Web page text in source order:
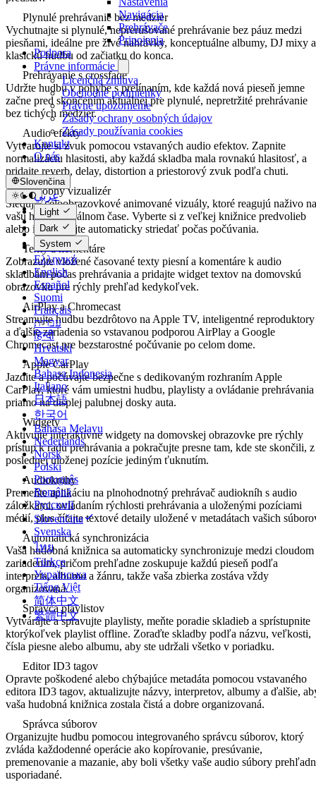
Navigácia
Prehrávače
Pripojenia
Podpora
Právne informácie
Licenčná zmluva
Obchodné podmienky
Právne upozornenie
Zásady ochrany osobných údajov
Zásady používania cookies
Kontakt
O nás
Slovenčina
عربي
Català
Čeština
Dansk
Deutsch
Ελληνικά
English
Español
Suomi
Français
עברית
हिन्दी
Hrvatski
Magyar
Bahasa Indonesia
Italiano
日本語
한국어
Bahasa Melayu
Nederlands
Norsk
Polski
Português
Română
Русский
Slovenčina
Svenska
ไทย
Türkçe
Українська
Tiếng Việt
简体中文
繁體中文
Light
Dark
System
Plynulé prehrávanie bez medzier
Vychutnajte si plynulé, neprerušované prehrávanie bez páuz medzi
piesňami, ideálne pre živé nahrávky, konceptuálne albumy, DJ mixy a
klasickú hudbu od začiatku do konca.
Prehrávanie s crossfade
Udržte hudbu v pohybe s prelínaním, kde každá nová pieseň jemne
začne pred skončením aktuálnej pre plynulé, nepretržité prehrávanie
bez tichých medzier.
Audio efekty
Vytvarujte si zvuk pomocou vstavaných audio efektov. Zapnite
normalizáciu hlasitosti, aby každá skladba mala rovnakú hlasitosť, a
pridajte reverb, delay, distortion a priestorový zvuk podľa chuti.
Hudobný vizualizér
Sledujte celoobrazovkové animované vizuály, ktoré reagujú naživo na
vašu hudbu v reálnom čase. Vyberte si z veľkej knižnice predvolieb
alebo ich nechajte automaticky striedať počas počúvania.
Texty a komentáre
Zobrazujte vložené časované texty piesní a komentáre k audio
skladbám počas prehrávania a pridajte widget textov na domovskú
obrazovku pre rýchly prehľad kedykoľvek.
AirPlay a Chromecast
Streamujte hudbu bezdrôtovo na Apple TV, inteligentné reproduktory
a ďalšie zariadenia so vstavanou podporou AirPlay a Google
Chromecast pre bezstarostné počúvanie po celom dome.
Apple CarPlay
Jazdite a počúvajte bezpečne s dedikovaným rozhraním Apple
CarPlay, ktoré vám umiestni hudbu, playlisty a ovládanie prehrávania
priamo na displej palubnej dosky auta.
Widgety
Aktivujte interaktívne widgety na domovskej obrazovke pre rýchly
prístup k radu prehrávania a pokračujte presne tam, kde ste skončili, z
poslednej uloženej pozície jediným ťuknutím.
Audioknihy
Premeňte aplikáciu na plnohodnotný prehrávač audiokníh s audio
záložkami, ovládaním rýchlosti prehrávania a uloženými pozíciami
médií, plus čítajte textové detaily uložené v metadátach vašich
Automatická synchronizácia
Vaša hudobná knižnica sa automaticky synchronizuje medzi cloudom
zariadením, pričom prehľadne zoskupuje každú pieseň podľa
interpreta, albumu a žánru, takže vaša zbierka zostáva vždy
organizovaná.
Správca playlistov
Vytvárajte a spravujte playlisty, meňte poradie skladieb a sprístupnite
ktorýkoľvek playlist offline. Zoraďte skladby podľa názvu, veľkosti,
čísla piesne alebo albumu, aby ste udržali všetko v poriadku.
Editor ID3 tagov
Opravte poškodené alebo chýbajúce metadáta pomocou vstavaného
editora ID3 tagov, aktualizujte názvy, interpretov, albumy a ďalšie,
vaša hudobná knižnica zostala čistá a dobre organizovaná.
Správca súborov
Organizujte hudbu pomocou integrovaného správcu súborov, ktorý
zvláda každodenné operácie ako kopírovanie, presúvanie,
premenovanie a mazanie, aby boli všetky vaše audio súbory
usporiadané.